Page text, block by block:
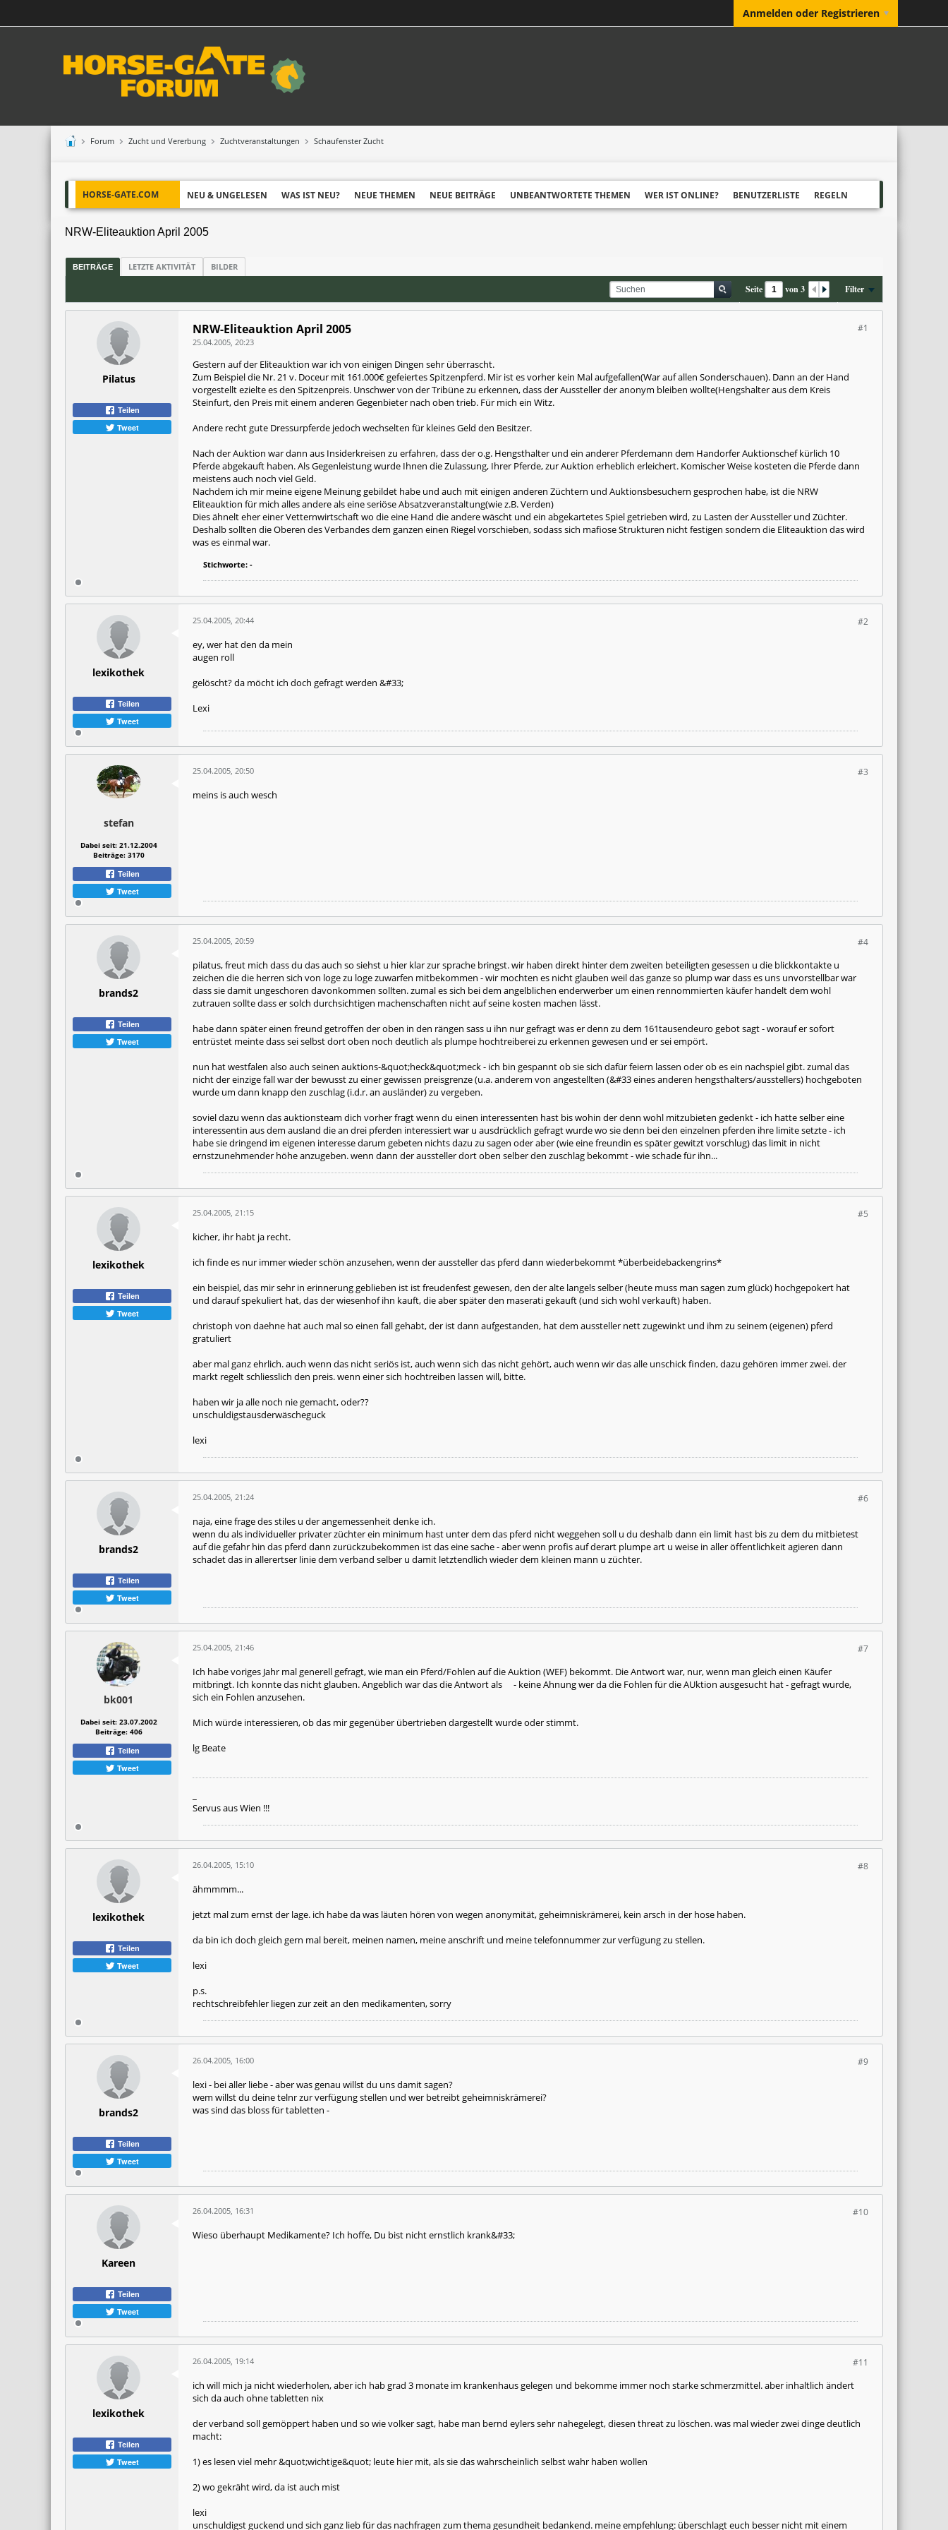
Anmelden oder Registrieren
Forum Zucht und Vererbung Zuchtveranstaltungen Schaufenster Zucht
HORSE-GATE.COM NEU & UNGELESEN WAS IST NEU? NEUE THEMEN NEUE BEITRÄGE UNBEANTWORTETE THEMEN WER IST ONLINE? BENUTZERLISTE REGELN
NRW-Eliteauktion April 2005
BEITRÄGE LETZTE AKTIVITÄT BILDER
Seite von3 Filter
Pilatus
Teilen
Tweet
#1
NRW-Eliteauktion April 2005
25.04.2005, 20:23
Gestern auf der Eliteauktion war ich von einigen Dingen sehr überrascht.
Zum Beispiel die Nr. 21 v. Doceur mit 161.000€ gefeiertes Spitzenpferd. Mir ist es vorher kein Mal aufgefallen(War auf allen Sonderschauen). Dann an der Hand
vorgestellt ezielte es den Spitzenpreis. Unschwer von der Tribüne zu erkennen, dass der Aussteller der anonym bleiben wollte(Hengshalter aus dem Kreis
Steinfurt, den Preis mit einem anderen Gegenbieter nach oben trieb. Für mich ein Witz.
Andere recht gute Dressurpferde jedoch wechselten für kleines Geld den Besitzer.
Nach der Auktion war dann aus Insiderkreisen zu erfahren, dass der o.g. Hengsthalter und ein anderer Pferdemann dem Handorfer Auktionschef kürlich 10
Pferde abgekauft haben. Als Gegenleistung wurde Ihnen die Zulassung, Ihrer Pferde, zur Auktion erheblich erleichert. Komischer Weise kosteten die Pferde dann
meistens auch noch viel Geld.
Nachdem ich mir meine eigene Meinung gebildet habe und auch mit einigen anderen Züchtern und Auktionsbesuchern gesprochen habe, ist die NRW
Eliteauktion für mich alles andere als eine seriöse Absatzveranstaltung(wie z.B. Verden)
Dies ähnelt eher einer Vetternwirtschaft wo die eine Hand die andere wäscht und ein abgekartetes Spiel getrieben wird, zu Lasten der Aussteller und Züchter.
Deshalb sollten die Oberen des Verbandes dem ganzen einen Riegel vorschieben, sodass sich mafiose Strukturen nicht festigen sondern die Eliteauktion das wird
was es einmal war.
Stichworte: -
lexikothek
Teilen
Tweet
#2
25.04.2005, 20:44
ey, wer hat den da mein
augen roll
gelöscht? da möcht ich doch gefragt werden &#33;
Lexi
stefan
Dabei seit: 21.12.2004
Beiträge: 3170
Teilen
Tweet
#3
25.04.2005, 20:50
meins is auch wesch
brands2
Teilen
Tweet
#4
25.04.2005, 20:59
pilatus, freut mich dass du das auch so siehst u hier klar zur sprache bringst. wir haben direkt hinter dem zweiten beteiligten gesessen u die blickkontakte u
zeichen die die herren sich von loge zu loge zuwarfen mitbekommen - wir mochten es nicht glauben weil das ganze so plump war dass es uns unvorstellbar war
dass sie damit ungeschoren davonkommen sollten. zumal es sich bei dem angelblichen enderwerber um einen rennommierten käufer handelt dem wohl
zutrauen sollte dass er solch durchsichtigen machenschaften nicht auf seine kosten machen lässt.
habe dann später einen freund getroffen der oben in den rängen sass u ihn nur gefragt was er denn zu dem 161tausendeuro gebot sagt - worauf er sofort
entrüstet meinte dass sei selbst dort oben noch deutlich als plumpe hochtreiberei zu erkennen gewesen und er sei empört.
nun hat westfalen also auch seinen auktions-&quot;heck&quot;meck - ich bin gespannt ob sie sich dafür feiern lassen oder ob es ein nachspiel gibt. zumal das
nicht der einzige fall war der bewusst zu einer gewissen preisgrenze (u.a. anderem von angestellten (&#33eines anderen hengsthalters/ausstellers) hochgeboten
wurde um dann knapp den zuschlag (i.d.r. an ausländer) zu vergeben.
soviel dazu wenn das auktionsteam dich vorher fragt wenn du einen interessenten hast bis wohin der denn wohl mitzubieten gedenkt - ich hatte selber eine
interessentin aus dem ausland die an drei pferden interessiert war u ausdrücklich gefragt wurde wo sie denn bei den einzelnen pferden ihre limite setzte - ich
habe sie dringend im eigenen interesse darum gebeten nichts dazu zu sagen oder aber (wie eine freundin es später gewitzt vorschlug) das limit in nicht
ernstzunehmender höhe anzugeben. wenn dann der aussteller dort oben selber den zuschlag bekommt - wie schade für ihn...
lexikothek
Teilen
Tweet
#5
25.04.2005, 21:15
kicher, ihr habt ja recht.
ich finde es nur immer wieder schön anzusehen, wenn der aussteller das pferd dann wiederbekommt *überbeidebackengrins*
ein beispiel, das mir sehr in erinnerung geblieben ist ist freudenfest gewesen, den der alte langels selber (heute muss man sagen zum glück) hochgepokert hat
und darauf spekuliert hat, das der wiesenhof ihn kauft, die aber später den maserati gekauft (und sich wohl verkauft) haben.
christoph von daehne hat auch mal so einen fall gehabt, der ist dann aufgestanden, hat dem aussteller nett zugewinkt und ihm zu seinem (eigenen) pferd
gratuliert
aber mal ganz ehrlich. auch wenn das nicht seriös ist, auch wenn sich das nicht gehört, auch wenn wir das alle unschick finden, dazu gehören immer zwei. der
markt regelt schliesslich den preis. wenn einer sich hochtreiben lassen will, bitte.
haben wir ja alle noch nie gemacht, oder??
unschuldigstausderwäscheguck
lexi
brands2
Teilen
Tweet
#6
25.04.2005, 21:24
naja, eine frage des stiles u der angemessenheit denke ich.
wenn du als individueller privater züchter ein minimum hast unter dem das pferd nicht weggehen soll u du deshalb dann ein limit hast bis zu dem du mitbietest
auf die gefahr hin das pferd dann zurückzubekommen ist das eine sache - aber wenn profis auf derart plumpe art u weise in aller öffentlichkeit agieren dann
schadet das in allerertser linie dem verband selber u damit letztendlich wieder dem kleinen mann u züchter.
bk001
Dabei seit: 23.07.2002
Beiträge: 406
Teilen
Tweet
#7
25.04.2005, 21:46
Ich habe voriges Jahr mal generell gefragt, wie man ein Pferd/Fohlen auf die Auktion (WEF) bekommt. Die Antwort war, nur, wenn man gleich einen Käufer
mitbringt. Ich konnte das nicht glauben. Angeblich war das die Antwort als
- keine Ahnung wer da die Fohlen für die AUktion ausgesucht hat - gefragt wurde,
sich ein Fohlen anzusehen.
Mich würde interessieren, ob das mir gegenüber übertrieben dargestellt wurde oder stimmt.
lg Beate
Servus aus Wien !!!
lexikothek
Teilen
Tweet
#8
26.04.2005, 15:10
ähmmmm...
jetzt mal zum ernst der lage. ich habe da was läuten hören von wegen anonymität, geheimniskrämerei, kein arsch in der hose haben.
da bin ich doch gleich gern mal bereit, meinen namen, meine anschrift und meine telefonnummer zur verfügung zu stellen.
lexi
p.s.
rechtschreibfehler liegen zur zeit an den medikamenten, sorry
brands2
Teilen
Tweet
#9
26.04.2005, 16:00
lexi - bei aller liebe - aber was genau willst du uns damit sagen?
wem willst du deine telnr zur verfügung stellen und wer betreibt geheimniskrämerei?
was sind das bloss für tabletten -
Kareen
Teilen
Tweet
#10
26.04.2005, 16:31
Wieso überhaupt Medikamente? Ich hoffe, Du bist nicht ernstlich krank&#33;
lexikothek
Teilen
Tweet
#11
26.04.2005, 19:14
ich will mich ja nicht wiederholen, aber ich hab grad 3 monate im krankenhaus gelegen und bekomme immer noch starke schmerzmittel. aber inhaltlich ändert
sich da auch ohne tabletten nix
der verband soll gemöppert haben und so wie volker sagt, habe man bernd eylers sehr nahegelegt, diesen threat zu löschen. was mal wieder zwei dinge deutlich
macht:
1) es lesen viel mehr &quot;wichtige&quot; leute hier mit, als sie das wahrscheinlich selbst wahr haben wollen
2) wo gekräht wird, da ist auch mist
lexi
unschuldigst guckend und sich ganz lieb für das nachfragen zum thema gesundheit bedankend. meine empfehlung: überschlagt euch besser nicht mit einem